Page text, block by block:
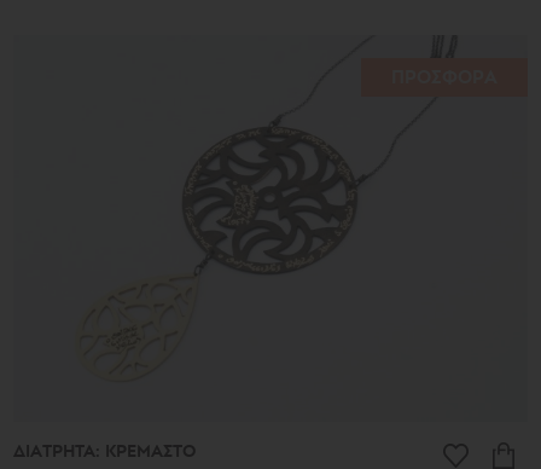
ΔΙΑΤΡΗΤΑ: ΚΡΕΜΑΣΤΟ